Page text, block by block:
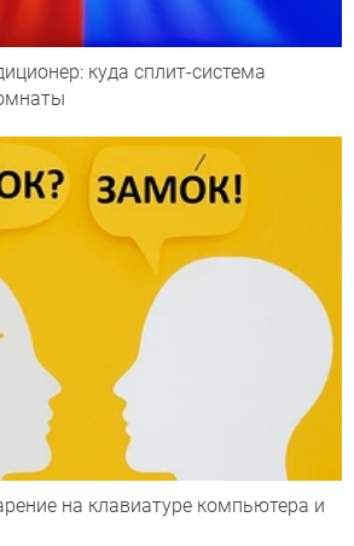
куда сплит-система
на клавиатуре компьютера и